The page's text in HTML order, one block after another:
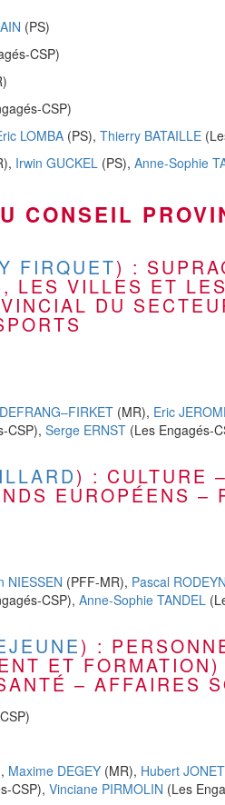
(PS)
CSP)
CSP)
LOMBA (PS), Thierry BATAILLE
Irwin GUCKEL (PS), Anne-Sophie
CONSEIL
FIRQUET) :
LES VILLES ET
DU
(MR), Eric
CSP), Serge ERNST (Les Engagés-
) : CULTURE
EUROPÉENS –
NIESSEN (PFF-MR), Pascal
CSP), Anne-Sophie TANDEL
) :
ET
– AFFAIRES
Maxime DEGEY (MR), Hubert JONET
CSP), Vinciane PIRMOLIN (Les